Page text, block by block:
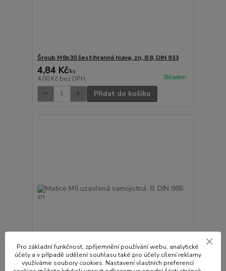
Šroub M8x30 šestihranná hlava, zn, 8.8, DIN 933
4,84 Kč/ks
4,00 Kč bez DPH Skladem
Přidat do košíku
Pro základní funkčnost, zpříjemnění používání webu, analytické
účely a v případě udělení souhlasu také pro účely cílení reklamy
využíváme soubory cookies. Nastavení vlastních preferencí